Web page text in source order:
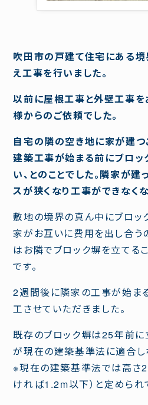
吹田市の戸建て住宅にある
え工事を行いました。
以前に屋根工事と外壁工事を
様からのご依頼でした。
自宅の隣の空き地に家が建つ
建築工事が始まる前にブロッ
い、とのことでした。隣家が
スが狭くなり工事ができなく
敷地の境界の真ん中にブロッ
家がお互いに費用を出し合う
はお隣でブロック塀を立てる
です。
2週間後に隣家の工事が始ま
工させていただきました。
既存のブロック塀は25年前に
が現在の建築基準法に適合し
※現在の建築基準法では高さ
ければ1.2m以下）と定められ